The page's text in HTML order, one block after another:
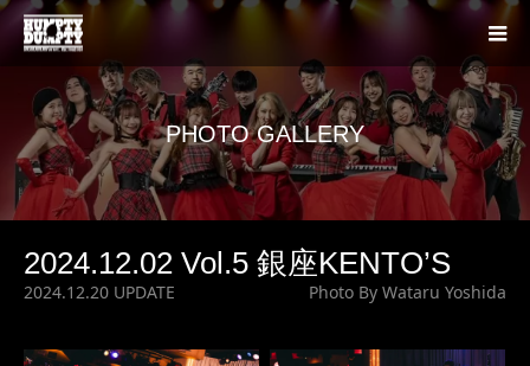
PHOTO GALLERY
2024.12.02 Vol.5 銀座KENTO’S
2024.12.20 UPDATE Photo By Wataru Yoshida